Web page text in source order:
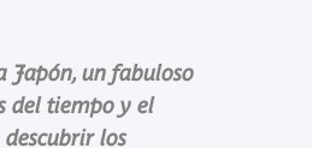
Japón, un fabuloso
del tiempo y el
los